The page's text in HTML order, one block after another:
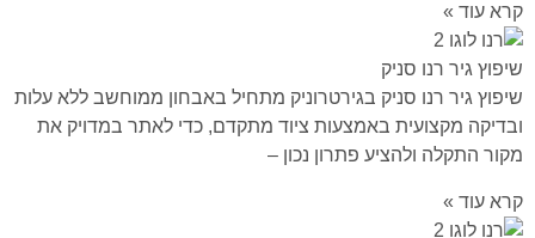
קרא עוד »
שיפוץ גיר רנו סניק
שיפוץ גיר רנו סניק בגירטרוניק מתחיל באבחון ממוחשב ללא עלות
ובדיקה מקצועית באמצעות ציוד מתקדם, כדי לאתר במדויק את
מקור התקלה ולהציע פתרון נכון –
קרא עוד »